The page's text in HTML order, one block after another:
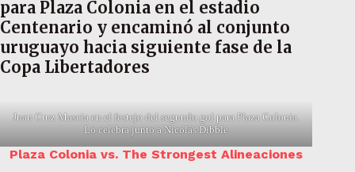
para Plaza Colonia en el estadio
Centenario y encaminó al conjunto
uruguayo hacia siguiente fase de la
Copa Libertadores
Juan Cruz Mascia en el festejo del segundo gol para Plaza Colonia.
Lo celebra junto a Nicolás Dibble
Plaza Colonia vs. The Strongest Alineaciones